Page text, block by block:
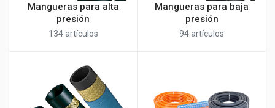
Mangueras para alta
presión
134 artículos
Mangueras para baja
presión
94 artículos